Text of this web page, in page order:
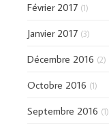
Février 2017 (1)
Janvier 2017 (3)
Décembre 2016 (2)
Octobre 2016 (1)
Septembre 2016 (1)